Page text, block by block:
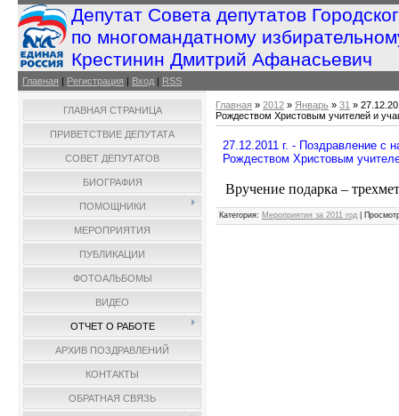
Депутат Совета депутатов
по многомандатному
Крестинин Дмитрий Афанасьевич
Главная | Регистрация | Вход | RSS
ГЛАВНАЯ СТРАНИЦА
ПРИВЕТСТВИЕ ДЕПУТАТА
СОВЕТ ДЕПУТАТОВ
БИОГРАФИЯ
ПОМОЩНИКИ
МЕРОПРИЯТИЯ
ПУБЛИКАЦИИ
ФОТОАЛЬБОМЫ
ВИДЕО
ОТЧЕТ О РАБОТЕ
АРХИВ ПОЗДРАВЛЕНИЙ
КОНТАКТЫ
ОБРАТНАЯ СВЯЗЬ
Главная » 2012 » Январь » 31 »
Рождеством Христовым учителей и
27.12.2011 г. - Поздравление
Рождеством Христовым
Вручение подарка –
Категория: Мероприятия за 2011 год